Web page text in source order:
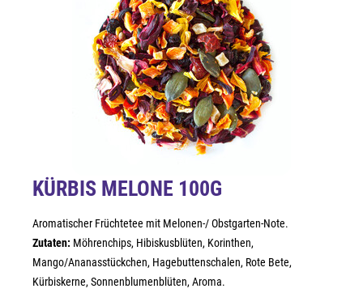
KÜRBIS MELONE 100G
Aromatischer Früchtetee mit Melonen-/ Obstgarten-Note.
Zutaten: Möhrenchips, Hibiskusblüten, Korinthen,
Mango/Ananasstückchen, Hagebuttenschalen, Rote Bete,
Kürbiskerne, Sonnenblumenblüten, Aroma.